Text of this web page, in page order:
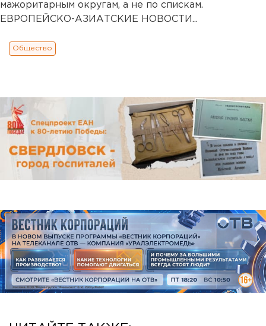
мажоритарным округам, а не по спискам.
ЕВРОПЕЙСКО-АЗИАТСКИЕ НОВОСТИ...
Общество